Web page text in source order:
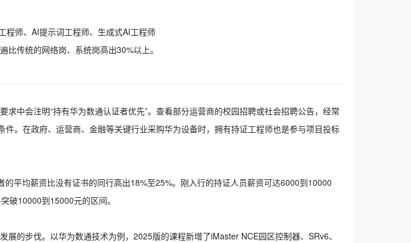
程师、AI提示词工程师、生成式AI工程师
比传统的网络岗、系统岗高出30%以上。
求中会注明“持有华为数通认证者优先”。查看部分运营商的校园招聘或社会招聘公告，经常
件。在政府、运营商、金融等关键行业采购华为设备时，拥有持证工程师也是参与项目投标
平均薪资比没有证书的同行高出18%至25%。刚入行的持证人员薪资可达6000到10000
破10000到15000元的区间。
展的步伐。以华为数通技术为例，2025版的课程新增了iMaster NCE园区控制器、SRv6、